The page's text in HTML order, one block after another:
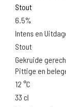
Stout
6.5%
Intens en
Stout
Gekruide
Pittige en
12 °C
33 cl